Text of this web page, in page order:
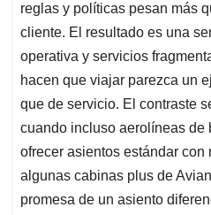
reglas y políticas pesan más
cliente. El resultado es una
operativa y servicios
hacen que viajar parezca un
que de servicio. El contraste
cuando incluso aerolíneas de
ofrecer asientos estándar con
algunas cabinas plus de
promesa de un asiento